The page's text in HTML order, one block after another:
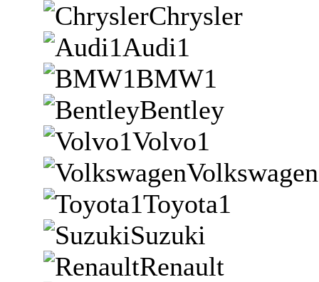
Chrysler
Audi1
BMW1
Bentley
Volvo1
Volkswagen
Toyota1
Suzuki
Renault